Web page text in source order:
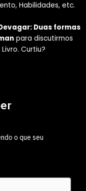
Habilidades, etc.
Duas formas
para discutirmos
Curtiu?
o que seu